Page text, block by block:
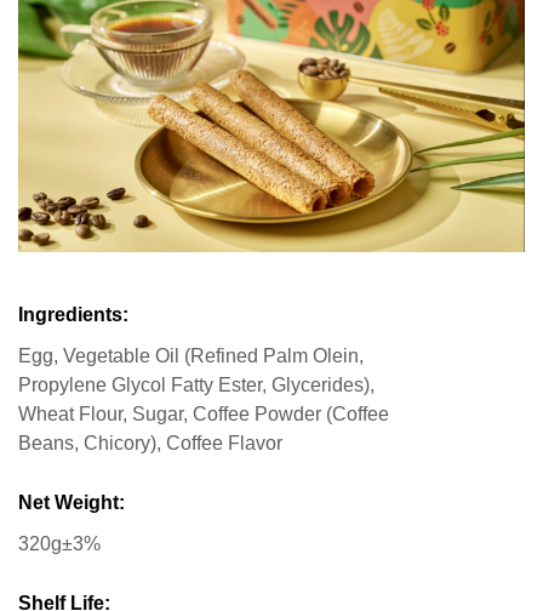
Ingredients:
Egg, Vegetable Oil (Refined Palm Olein,
Propylene Glycol Fatty Ester, Glycerides),
Wheat Flour, Sugar, Coffee Powder (Coffee
Beans, Chicory), Coffee Flavor
Net Weight:
320g±3%
Shelf Life: